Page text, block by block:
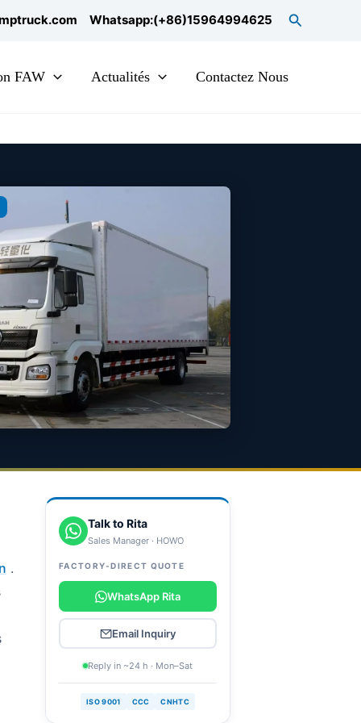
Whatsapp:(+86)15964994625 Search
FAW Actualités Contactez Nous
.
Talk to Rita
Sales Manager · HOWO
FACTORY-DIRECT QUOTE
WhatsApp Rita
Email Inquiry
Reply in ~24 h · Mon–Sat
ISO 9001 CCC CNHTC